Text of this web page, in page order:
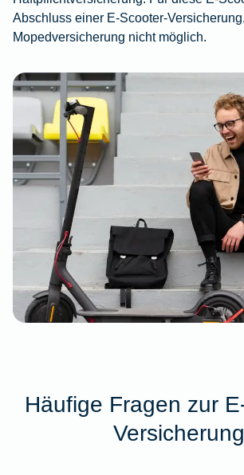
Abschluss einer E-Scooter-
Mopedversicherung nicht möglich.
Häufige Fragen zur
Versicherung